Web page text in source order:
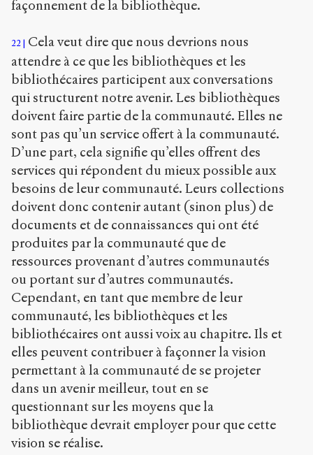
façonnement de la bibliothèque.
22
Cela veut dire que nous devrions nous
attendre à ce que les bibliothèques et les
bibliothécaires participent aux conversations
qui structurent notre avenir. Les bibliothèques
doivent faire partie de la communauté. Elles ne
sont pas qu’un service offert à la communauté.
D’une part, cela signifie qu’elles offrent des
services qui répondent du mieux possible aux
besoins de leur communauté. Leurs collections
doivent donc contenir autant (sinon plus) de
documents et de connaissances qui ont été
produites par la communauté que de
ressources provenant d’autres communautés
ou portant sur d’autres communautés.
Cependant, en tant que membre de leur
communauté, les bibliothèques et les
bibliothécaires ont aussi voix au chapitre. Ils et
elles peuvent contribuer à façonner la vision
permettant à la communauté de se projeter
dans un avenir meilleur, tout en se
questionnant sur les moyens que la
bibliothèque devrait employer pour que cette
vision se réalise.